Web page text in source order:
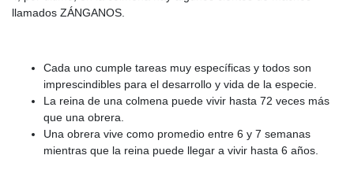
llamados ZÁNGANOS.
Cada uno cumple tareas muy específicas y todos son
imprescindibles para el desarrollo y vida de la especie.
La reina de una colmena puede vivir hasta 72 veces más
que una obrera.
Una obrera vive como promedio entre 6 y 7 semanas
mientras que la reina puede llegar a vivir hasta 6 años.